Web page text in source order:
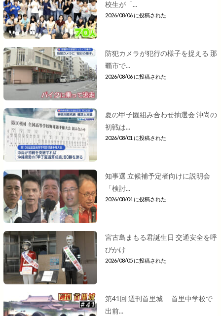
校生が「...
2026/08/06 に投稿された
防犯カメラが犯行の様子を捉える 那
覇市で...
2026/08/06 に投稿された
夏の甲子園組み合わせ抽選会 沖尚の
初戦は...
2026/08/01 に投稿された
知事選 立候補予定者向けに説明会
「検討...
2026/08/04 に投稿された
宮古島まもる君誕生日 交通安全を呼
びかけ
2026/08/05 に投稿された
第41回 週刊首里城 首里中学校で
出前...